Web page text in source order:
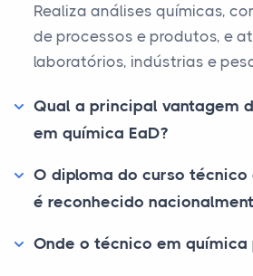
Realiza análises químicas,
de processos e produtos, e
laboratórios, indústrias e
Qual a principal vantagem
em química EaD?
O diploma do curso técnico
é reconhecido
Onde o técnico em química